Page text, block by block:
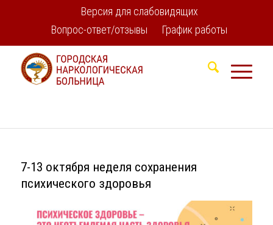
Версия для слабовидящих
Вопрос-ответ/отзывы
График работы
7-13 октября неделя сохранения
психического здоровья